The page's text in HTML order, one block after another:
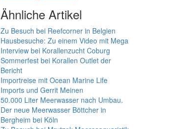
Ähnliche Artikel
Zu Besuch bei Reefcorner in Belgien
Hausbesuche: Zu einem Video mit Mega
Interview bei Korallenzucht Coburg
Sommerfest bei Korallen Outlet der
Bericht
Importreise mit Ocean Marine Life
Imports und Gerrit Meinen
50.000 Liter Meerwasser nach Umbau.
Der neue Meerwasser Böttcher in
Bergheim bei Köln